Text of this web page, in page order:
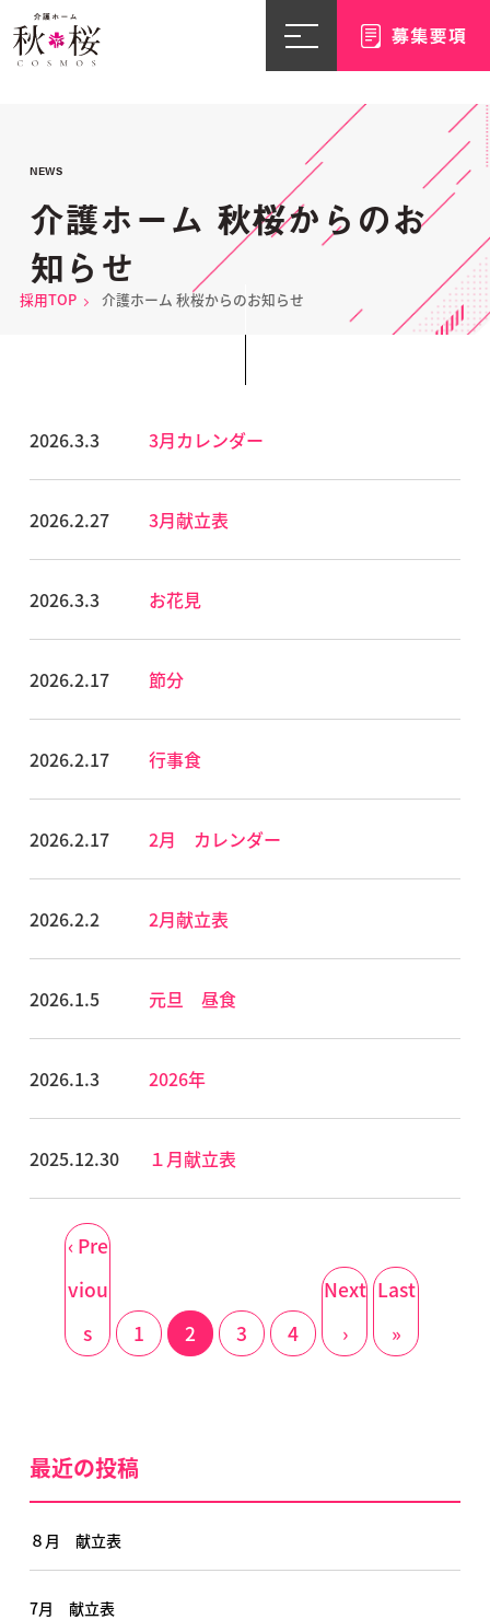
NEWS
介護ホーム 秋桜からのお
知らせ
採用TOP 介護ホーム 秋桜からのお知らせ
2026.3.3 3月カレンダー
2026.2.27 3月献立表
2026.3.3 お花見
2026.2.17 節分
2026.2.17 行事食
2026.2.17 2月 カレンダー
2026.2.2 2月献立表
2026.1.5 元旦 昼食
2026.1.3 2026年
2025.12.30 １月献立表
‹ Pre
viou
s
1 2 3 4
Next
›
Last
»
最近の投稿
８月 献立表
7月 献立表